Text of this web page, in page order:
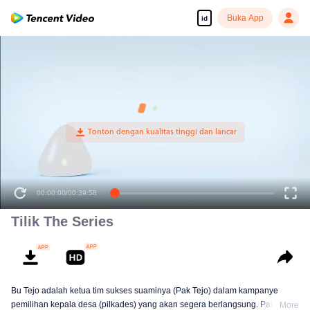
id Buka App
00:00:00/00:39:58
Tilik The Series
Bu Tejo adalah ketua tim sukses suaminya (Pak Tejo) dalam kampanye
pemilihan kepala desa (pilkades) yang akan segera berlangsung. Pak Tejo
More